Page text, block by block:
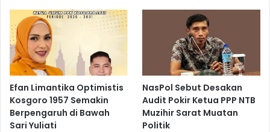
Efan Limantika Optimistis
Kosgoro 1957 Semakin
Berpengaruh di Bawah
Sari Yuliati
NasPol Sebut Desakan
Audit Pokir Ketua PPP NTB
Muzihir Sarat Muatan
Politik